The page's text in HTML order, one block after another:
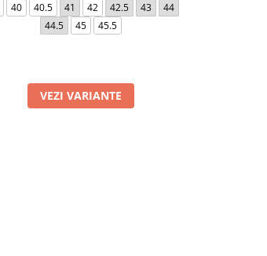
40 40.5 41 42 42.5 43
44
44.5
45 45.5
VEZI VARIANTE